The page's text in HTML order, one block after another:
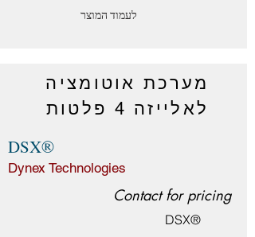
לעמוד המוצר
מערכת אוטומציה
לאלייזה 4 פלטות
DSX®
Dynex Technologies
Contact for pricing
DSX®